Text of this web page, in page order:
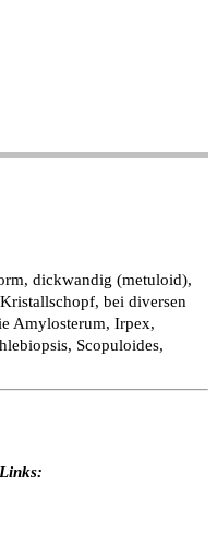
dickwandig (metuloid),
bei diversen
Amylosterum, Irpex,
Scopuloides,